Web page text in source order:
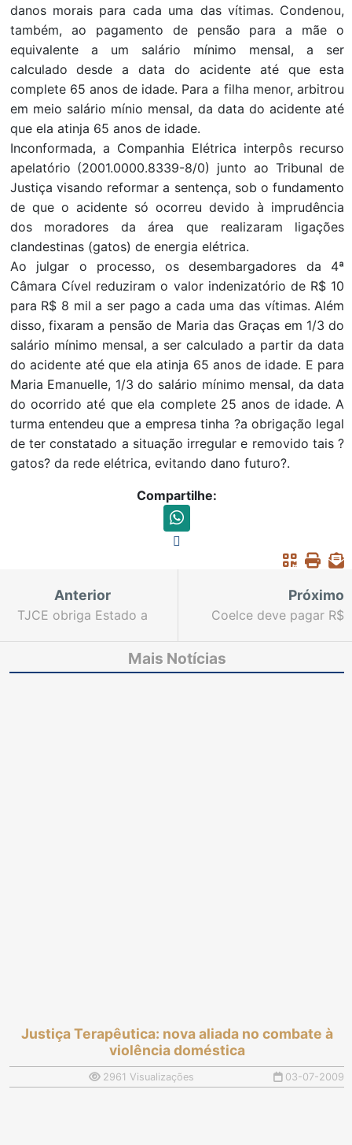
danos morais para cada uma das vítimas. Condenou,
também, ao pagamento de pensão para a mãe o
equivalente a um salário mínimo mensal, a ser
calculado desde a data do acidente até que esta
complete 65 anos de idade. Para a filha menor, arbitrou
em meio salário mínio mensal, da data do acidente até
que ela atinja 65 anos de idade.
Inconformada, a Companhia Elétrica interpôs recurso
apelatório (2001.0000.8339-8/0) junto ao Tribunal de
Justiça visando reformar a sentença, sob o fundamento
de que o acidente só ocorreu devido à imprudência
dos moradores da área que realizaram ligações
clandestinas (gatos) de energia elétrica.
Ao julgar o processo, os desembargadores da 4ª
Câmara Cível reduziram o valor indenizatório de R$ 10
para R$ 8 mil a ser pago a cada uma das vítimas. Além
disso, fixaram a pensão de Maria das Graças em 1/3 do
salário mínimo mensal, a ser calculado a partir da data
do acidente até que ela atinja 65 anos de idade. E para
Maria Emanuelle, 1/3 do salário mínimo mensal, da data
do ocorrido até que ela complete 25 anos de idade. A
turma entendeu que a empresa tinha ?a obrigação legal
de ter constatado a situação irregular e removido tais ?
gatos? da rede elétrica, evitando dano futuro?.
Compartilhe:
Anterior
TJCE obriga Estado a
infusão de insulina a
paciente
Próximo
Coelce deve pagar R$
acidente por descarga
elétrica
Mais Notícias
Justiça Terapêutica: nova aliada no combate à
violência doméstica
2961 Visualizações 03-07-2009